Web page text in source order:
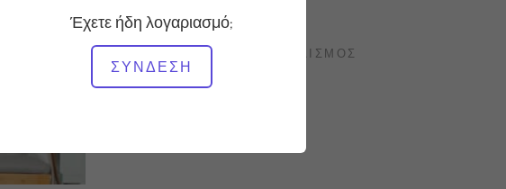
Έχετε ήδη λογαριασμό;
ΣΎΝΔΕΣΗ
ΑΠΑΙΤΟΎΜΕΝΟΣ ΕΞΟΠΛΙΣΜΌΣ
Ολόκληρο το στούντιο